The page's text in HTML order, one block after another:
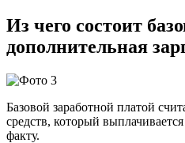
Из чего состоит
дополнительная
Базовой заработной платой
средств, который
факту.